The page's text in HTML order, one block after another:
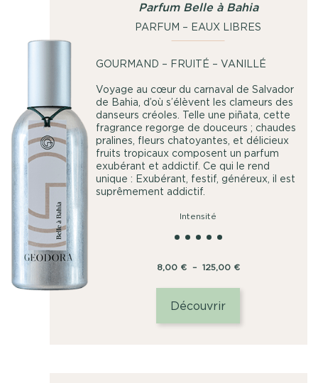
Parfum Belle à Bahia
PARFUM – EAUX LIBRES
GOURMAND – FRUITÉ – VANILLÉ
Voyage au cœur du carnaval de Salvador
de Bahia, d’où s’élèvent les clameurs des
danseurs créoles. Telle une piñata, cette
fragrance regorge de douceurs ; chaudes
pralines, fleurs chatoyantes, et délicieux
fruits tropicaux composent un parfum
exubérant et addictif. Ce qui le rend
unique : Exubérant, festif, généreux, il est
suprêmement addictif.
Intensité
8,00€ – 125,00€Plage
Découvrir